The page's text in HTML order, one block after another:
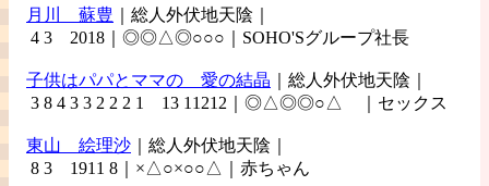
月川 蘇豊 ｜総人外伏地天陰｜
4 3 2018｜◎◎△◎○○○｜SOHO'Sグループ社長
子供はパパとママの 愛の結晶 ｜総人外伏地天陰｜
3 8 4 3 3 2 2 2 1 13 11212｜◎△◎◎○△ ｜セックス
東山 絵理沙 ｜総人外伏地天陰｜
8 3 1911 8｜×△○×○○△｜赤ちゃん